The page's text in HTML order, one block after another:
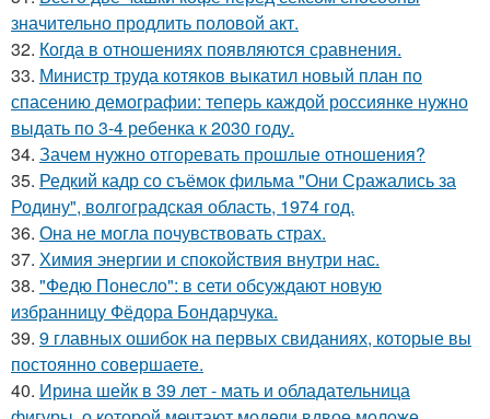
значительно продлить половой акт.
32. Когда в отношениях появляются сравнения.
33. Министр труда котяков выкатил новый план по
спасению демографии: теперь каждой россиянке нужно
выдать по 3-4 ребенка к 2030 году.
34. Зачем нужно отгоревать прошлые отношения?
35. Редкий кадр со съёмок фильма "Они Сражались за
Родину", волгоградская область, 1974 год.
36. Она не могла почувствовать страх.
37. Химия энергии и спокойствия внутри нас.
38. "Федю Понесло": в сети обсуждают новую
избранницу Фёдора Бондарчука.
39. 9 главных ошибок на первых свиданиях, которые вы
постоянно совершаете.
40. Ирина шейк в 39 лет - мать и обладательница